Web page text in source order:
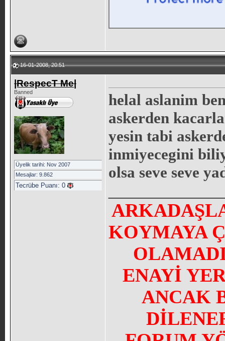
16-01-2008, 20:51
|RespecT Me|
Banned
Üyelik tarihi: Nov 2007
Mesajlar: 9.862
Tecrübe Puanı: 0
helal aslanim
askerden
yesin tabi
inmiyecegini
olsa seve seve
KOYMAYA
ENAYİ
ANCAK